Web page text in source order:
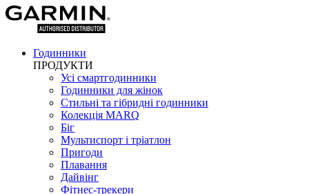
Годинники
ПРОДУКТИ
Усі смартгодинники
Годинники для жінок
Стильні та гібридні годинники
Колекція MARQ
Біг
Мультиспорт і тріатлон
Пригоди
Плавання
Дайвінг
Фітнес-трекери